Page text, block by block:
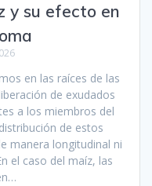
y su efecto en
en las raíces de las
de exudados
a los miembros del
de estos
manera longitudinal ni
el caso del maíz, las